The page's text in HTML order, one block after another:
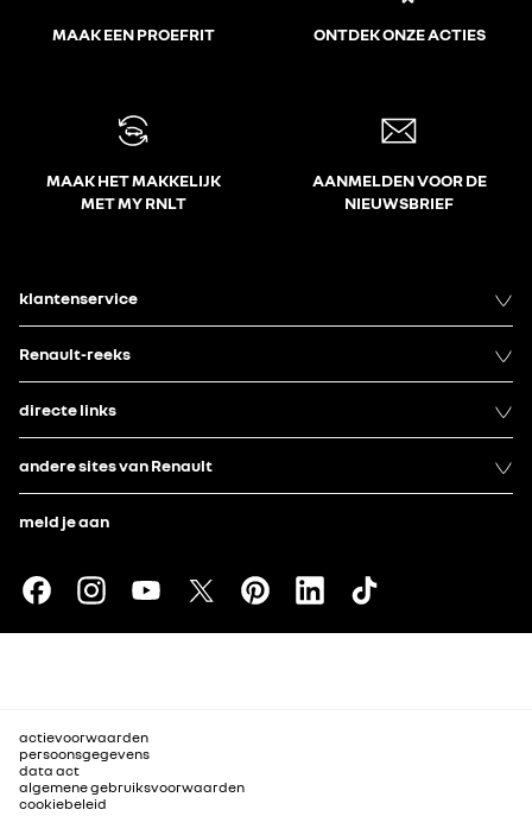
MAAK EEN PROEFRIT ONTDEK ONZE ACTIES
MAAK HET MAKKELIJK
MET MY RNLT
AANMELDEN VOOR DE
NIEUWSBRIEF
klantenservice
Renault-reeks
directe links
andere sites van Renault
meld je aan
actievoorwaarden
persoonsgegevens
data act
algemene gebruiksvoorwaarden
cookiebeleid